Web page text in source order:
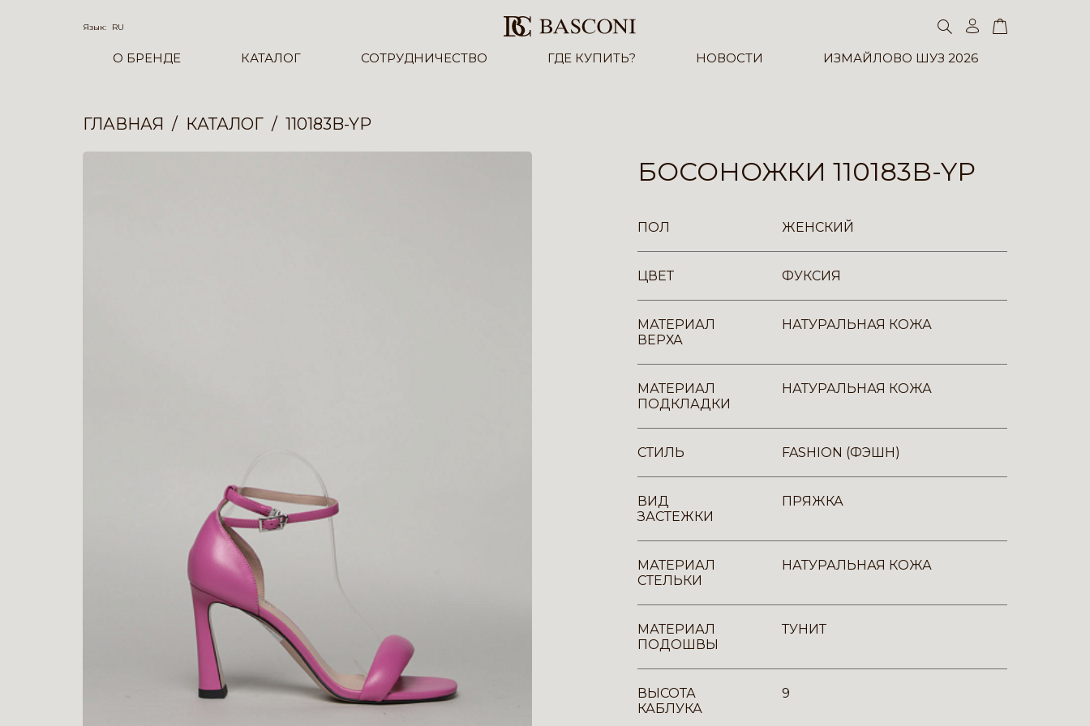
Язык: RU
О БРЕНДЕ КАТАЛОГ СОТРУДНИЧЕСТВО ГДЕ КУПИТЬ? НОВОСТИ ИЗМАЙЛОВО ШУЗ 2026
ГЛАВНАЯ КАТАЛОГ 110183B-YP
БОСОНОЖКИ 110183B-YP
ПОЛ ЖЕНСКИЙ
ЦВЕТ ФУКСИЯ
МАТЕРИАЛ
ВЕРХА
НАТУРАЛЬНАЯ КОЖА
МАТЕРИАЛ
ПОДКЛАДКИ
НАТУРАЛЬНАЯ КОЖА
СТИЛЬ FASHION (ФЭШН)
ВИД
ЗАСТЕЖКИ
ПРЯЖКА
МАТЕРИАЛ
СТЕЛЬКИ
НАТУРАЛЬНАЯ КОЖА
МАТЕРИАЛ
ПОДОШВЫ
ТУНИТ
ВЫСОТА
КАБЛУКА
9